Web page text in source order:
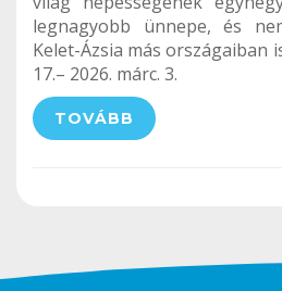
legnagyobb ünnepe, és
Kelet-Ázsia más országaiban
17.– 2026. márc. 3.
TOVÁBB